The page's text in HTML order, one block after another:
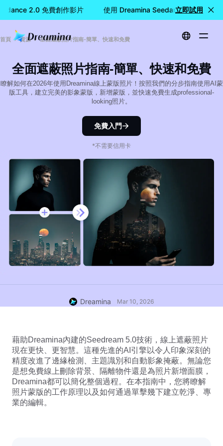
2.0 免費創作影片 使用 Dreamina Seedance 2.0 免費創
立即試用
首頁 資源 全面遮蔽照片指南-簡單、快速和免費
全面遮蔽照片指南-簡單、快速和免費
瞭解如何在2026年使用Dreamina線上蒙版照片！按照我們的分步指南使用AI蒙
版工具，建立完美的影象蒙版，新增蒙版，並快速免費生成professional-
looking照片。
免費入門
*不需要信用卡
Dreamina Mar 10, 2026
藉助Dreamina內建的Seedream 5.0技術，線上遮蔽照片
現在更快、更智慧。這種先進的AI引擎以令人印象深刻的
精度改進了邊緣檢測、主題識別和自動影象掩蔽。無論您
是想免費線上刪除背景、隔離物件還是為照片新增面膜，
Dreamina都可以簡化整個過程。在本指南中，您將瞭解
照片蒙版的工作原理以及如何通過單擊幾下建立乾淨、專
業的編輯。